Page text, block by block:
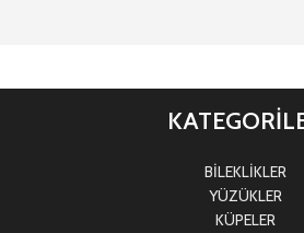
BİLEKLİKLER
YÜZÜKLER
KÜPELER